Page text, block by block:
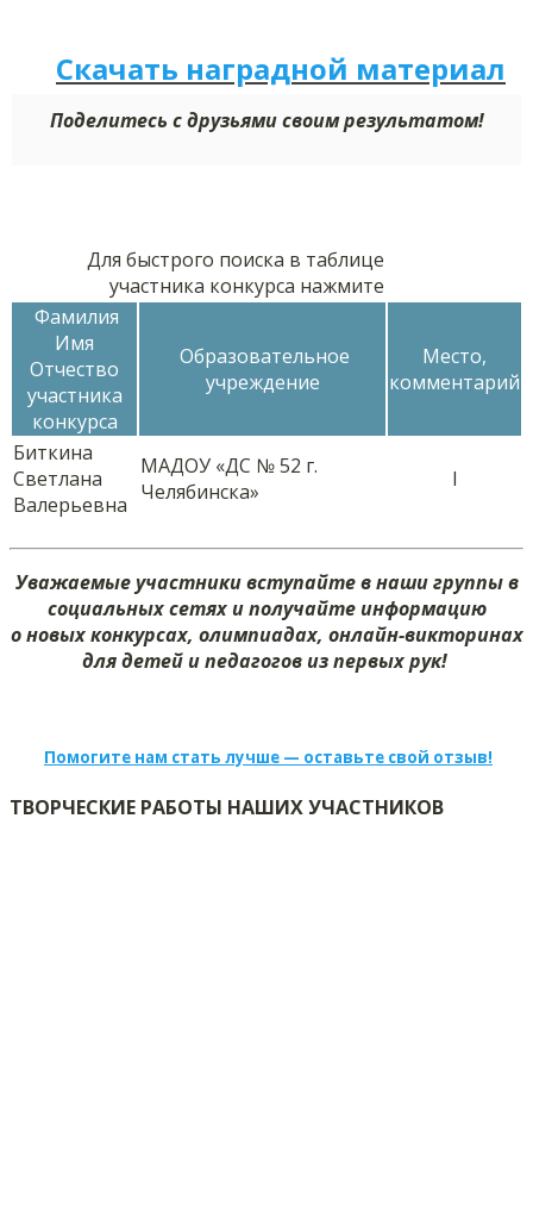
Скачать наградной материал
Поделитесь с друзьями своим результатом!
Для быстрого поиска в таблице
участника конкурса нажмите
Фамилия
Имя
Отчество
участника
конкурса
Образовательное
учреждение
Место,
комментарий
Биткина
Светлана
Валерьевна
МАДОУ «ДС № 52 г.
Челябинска»
I
Уважаемые участники вступайте в наши группы в
социальных сетях и получайте информацию
о новых конкурсах, олимпиадах, онлайн-викторинах
для детей и педагогов из первых рук!
Помогите нам стать лучше — оставьте свой отзыв!
ТВОРЧЕСКИЕ РАБОТЫ НАШИХ УЧАСТНИКОВ